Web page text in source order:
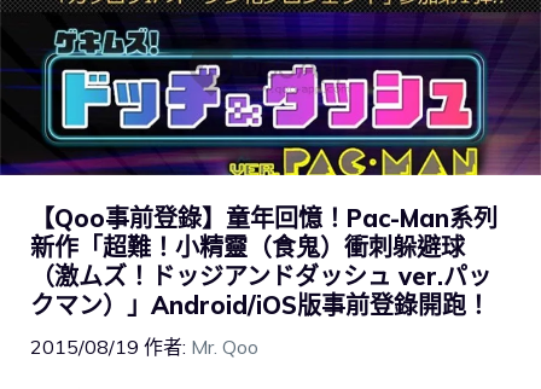
【Qoo事前登錄】童年回憶！Pac-Man系列
新作「超難！小精靈（食鬼）衝刺躲避球
（激ムズ！ドッジアンドダッシュ ver.パッ
クマン）」Android/iOS版事前登錄開跑！
2015/08/19 作者: Mr. Qoo